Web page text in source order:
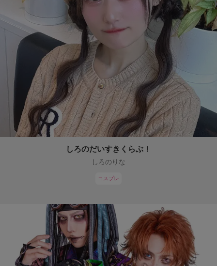
しろのだいすきくらぶ！
しろのりな
コスプレ